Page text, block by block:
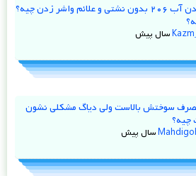
علت کم شدن آب ۲۰۶ بدون نشتی و علائم واشر زدن چیه؟
۹۷ مصرف سوختش بالاست ولی دیاگ مشکلی نشون
چیه؟